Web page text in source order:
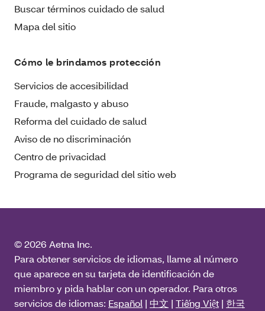
Buscar términos cuidado de salud
Mapa del sitio
Cómo le brindamos protección
Servicios de accesibilidad
Fraude, malgasto y abuso
Reforma del cuidado de salud
Aviso de no discriminación
Centro de privacidad
Programa de seguridad del sitio web
© 2026 Aetna Inc.
Para obtener servicios de idiomas, llame al número
que aparece en su tarjeta de identificación de
miembro y pida hablar con un operador. Para otros
servicios de idiomas: Español | 中文 | Tiếng Việt | 한국